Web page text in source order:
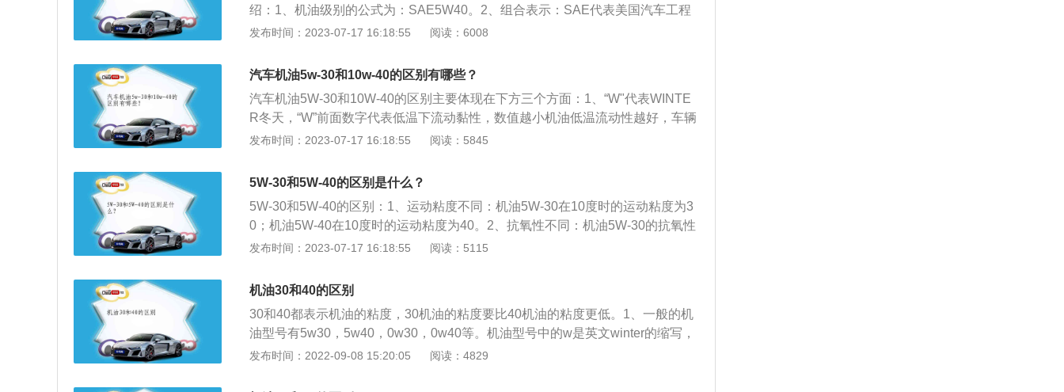
绍：1、机油级别的公式为：SAE5W40。2、组合表示：SAE代表美国汽车工程
师协会。3、5表示低温的流动性：数字越低低温流动性越好。4、W为冬季40表
类：SAE是美国汽车工程师学会的英方缩写。SAE分类中，分为低温黏度等级SA
E0W（W代表冬季）、5W、10W、15W、20W、25W，数字越小，代表低温运
转越好，如0W代表在零下30度仍然保持良好润滑性；5W代表零下25度；15W代
表零下15度；20W则代表零下10度；25W为零下5度。
发布时间：2023-07-17 16:18:55 阅读：6008
汽车机油5w-30和10w-40的区别有哪些？
汽车机油5W-30和10W-40的区别主要体现在下方三个方面：1、“W"代表WINTE
R冬天，“W”前面数字代表低温下流动黏性，数值越小机油低温流动性越好，车辆
冷启动时对发动机保护能力越好，“W"后数字则是机油在100°C时的黏度，数字越
是_25°C,5W是-30°C。3、30代表100摄氏度时运动粘度标准为30，这个数字表
示机油耐高温性指标，数值越大机油在高温下保护性能越好。40代表100摄氏度
时运动粘度标准为125mm2/s到163mm2/s之间。
发布时间：2023-07-17 16:18:55 阅读：5845
5W-30和5W-40的区别是什么？
5W-30和5W-40的区别：1、运动粘度不同：机油5W-30在10度时的运动粘度为3
0；机油5W-40在10度时的运动粘度为40。2、抗氧性不同：机油5W-30的抗氧性
较差，在启动时对发动机的保护能力更差；机油5W-40的抗氧性较好，在启动时
生成或将这些沉积物清除的效果更好；机油5W-40的抑制积碳、漆膜和油泥生成
或将这些沉积物清除的效果较差。实际应用中，两者的区别并不大，因为5W-30
和5W-40适用温度范围都较大，是属于四季通用机油，既有低温启动的流动性，
又能在高温时提供比较厚的油膜，给发动机更好的保护。
发布时间：2023-07-17 16:18:55 阅读：5115
机油30和40的区别
30和40都表示机油的粘度，30机油的粘度要比40机油的粘度更低。1、一般的机
油型号有5w30，5w40，0w30，0w40等。机油型号中的w是英文winter的缩写，
这表示冬天；2、如果机油型号中有w，表示这款机油在冬天可以正常的使用。w
发布时间：2022-09-08 15:20:05 阅读：4829